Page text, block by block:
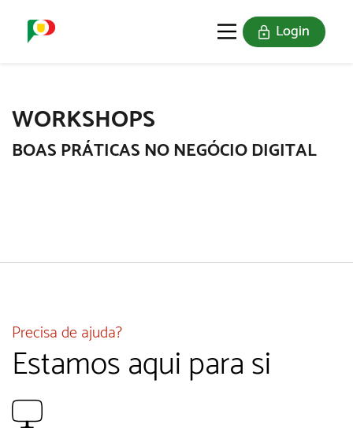
Login
WORKSHOPS
BOAS PRÁTICAS NO NEGÓCIO DIGITAL
Precisa de ajuda?
Estamos aqui para si